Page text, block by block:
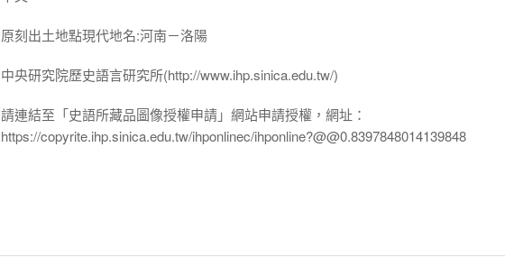
原刻出土地點現代地名:河南－洛陽
中央研究院歷史語言研究所(http://www.ihp.sinica.edu.tw/)
請連結至「史語所藏品圖像授權申請」網站申請授權，網址：
https://copyrite.ihp.sinica.edu.tw/ihponlinec/ihponline?@@0.8397848014139848